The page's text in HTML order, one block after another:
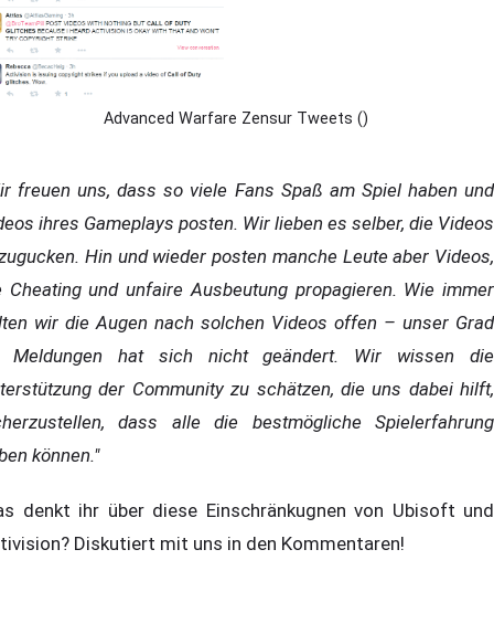
Advanced Warfare Zensur Tweets ()
freuen uns, dass so viele Fans Spaß am Spiel haben und
ihres Gameplays posten. Wir lieben es selber, die Videos
Hin und wieder posten manche Leute aber Videos,
Cheating und unfaire Ausbeutung propagieren. Wie immer
wir die Augen nach solchen Videos offen – unser Grad
Meldungen hat sich nicht geändert. Wir wissen die
der Community zu schätzen, die uns dabei hilft,
dass alle die bestmögliche Spielerfahrung
können."
denkt ihr über diese Einschränkugnen von Ubisoft und
Diskutiert mit uns in den Kommentaren!